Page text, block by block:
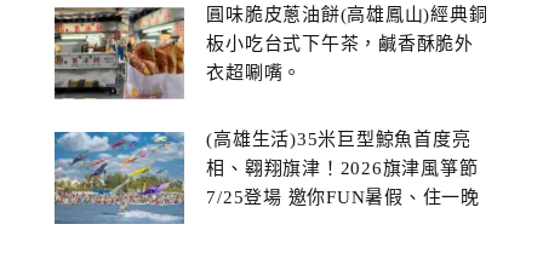
圓味脆皮蔥油餅(高雄鳳山)經典銅
板小吃台式下午茶，鹹香酥脆外
衣超唰嘴。
(高雄生活)35米巨型鯨魚首度亮
相、翱翔旗津！2026旗津風箏節
7/25登場 邀你FUN暑假、住一晚